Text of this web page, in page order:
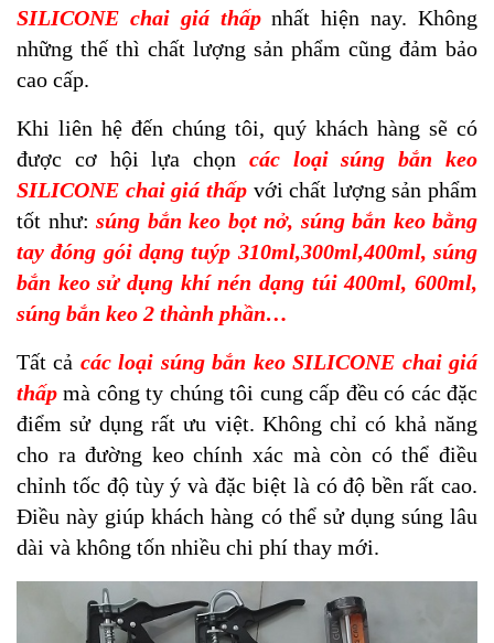
SILICONE chai giá thấpnhất hiện nay. Không
những thế thì chất lượng sản phẩm cũng đảm bảo
cao cấp.
Khi liên hệ đến chúng tôi, quý khách hàng sẽ có
được cơ hội lựa chọn các loại súng bắn keo
SILICONE chai giá thấpvới chất lượng sản phẩm
tốt như: súng bắn keo bọt nở, súng bắn keo bằng
tay đóng gói dạng tuýp 310ml,300ml,400ml, súng
bắn keo sử dụng khí nén dạng túi 400ml, 600ml,
súng bắn keo 2 thành phần…
Tất cả các loại súng bắn keo SILICONE chai giá
thấp mà công ty chúng tôi cung cấp đều có các đặc
điểm sử dụng rất ưu việt. Không chỉ có khả năng
cho ra đường keo chính xác mà còn có thể điều
chỉnh tốc độ tùy ý và đặc biệt là có độ bền rất cao.
Điều này giúp khách hàng có thể sử dụng súng lâu
dài và không tốn nhiều chi phí thay mới.